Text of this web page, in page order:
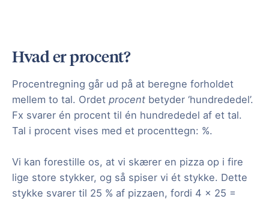
Hvad er procent?
Procentregning går ud på at beregne forholdet
mellem to tal. Ordet procent betyder ‘hundrededel’.
Fx svarer én procent til én hundrededel af et tal.
Tal i procent vises med et procenttegn: %.
Vi kan forestille os, at vi skærer en pizza op i fire
lige store stykker, og så spiser vi ét stykke. Dette
stykke svarer til 25 % af pizzaen, fordi 4 x 25 =